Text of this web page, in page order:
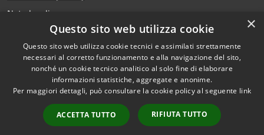
Note legali
Dichiarazione di accessibilità
RSS
Accessibilità
Copyright © 2026 • Comune di
Troina • Powered by
Municipium•
Accesso
redazione
×
Questo sito web utilizza cookie
Questo sito web utilizza cookie tecnici e assimilati strettamente
necessari al corretto funzionamento e alla navigazione del sito,
nonché un cookie tecnico analitico al solo fine di elaborare
informazioni statistiche, aggregate e anonime.
Per maggiori dettagli, può consultare la cookie policy al seguente link
ACCETTA TUTTO RIFIUTA TUTTO